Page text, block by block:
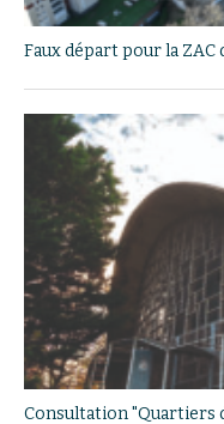
Faux départ pour la ZAC
Consultation "Quartiers